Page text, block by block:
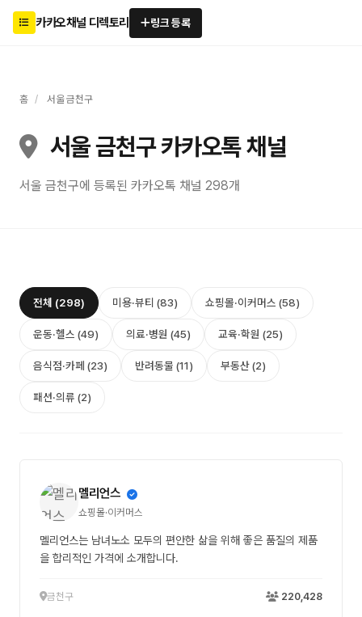
카카오채널 디렉토리 링크 등록
홈 / 서울 금천구
서울 금천구 카카오톡 채널
서울 금천구에 등록된 카카오톡 채널 298개
전체 (298) 미용·뷰티 (83) 쇼핑몰·이커머스 (58)
운동·헬스 (49) 의료·병원 (45) 교육·학원 (25)
음식점·카페 (23) 반려동물 (11) 부동산 (2)
패션·의류 (2)
멜리언스
쇼핑몰·이커머스
멜리언스는 남녀노소 모두의 편안한 삶을 위해 좋은 품질의 제품
을 합리적인 가격에 소개합니다.
금천구 220,428